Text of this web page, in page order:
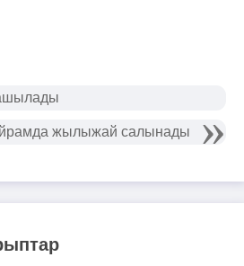
жылыжай салынады